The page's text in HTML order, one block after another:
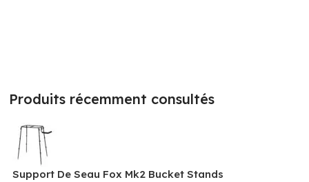
Produits récemment consultés
Support De Seau Fox Mk2 Bucket Stands